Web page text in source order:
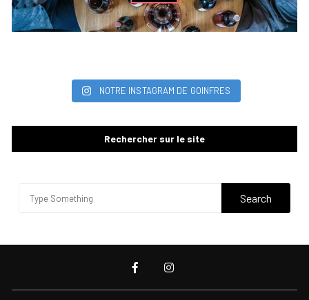
NOTRE INSTAGRAM DE GOINFRES
Rechercher sur le site